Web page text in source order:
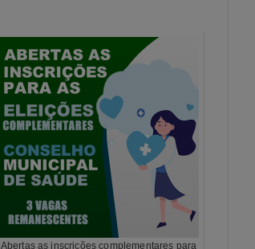
Abertas as inscrições complementares para